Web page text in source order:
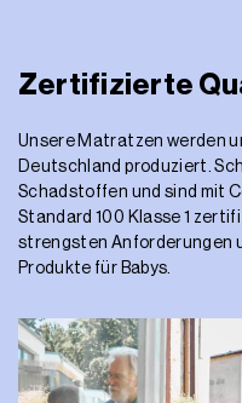
Zertifizierte
Unsere Matratzen werden
Deutschland produziert.
Schadstoffen und sind mit
Standard 100 Klasse 1
strengsten Anforderungen
Produkte für Babys.